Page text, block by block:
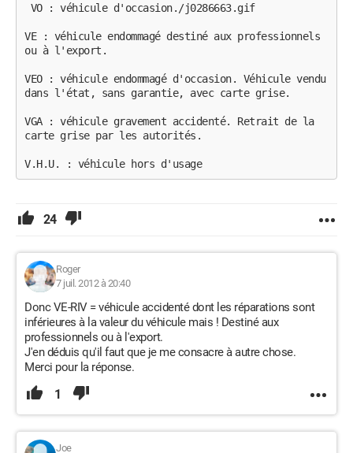
VE : véhicule endommagé destiné aux professionnels
ou à l'export.
VEO : véhicule endommagé d'occasion. Véhicule vendu
dans l'état, sans garantie, avec carte grise.
VGA : véhicule gravement accidenté. Retrait de la
carte grise par les autorités.
24
Roger
7 juil. 2012 à 20:40
Donc VE-RIV = véhicule accidenté dont les réparations sont
inférieures à la valeur du véhicule mais ! Destiné aux
professionnels ou à l'export.
J'en déduis qu'il faut que je me consacre à autre chose.
Merci pour la réponse.
1
Joe